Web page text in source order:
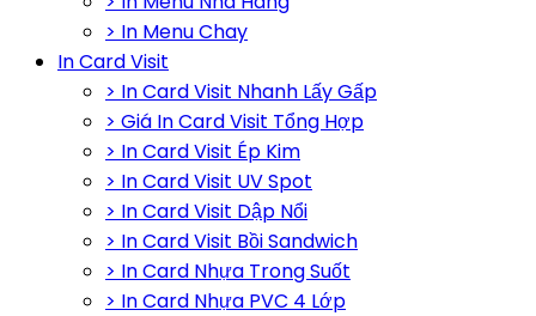
> In Menu Chay
In Card Visit
> In Card Visit Nhanh Lấy Gấp
> Giá In Card Visit Tổng Hợp
> In Card Visit Ép Kim
> In Card Visit UV Spot
> In Card Visit Dập Nổi
> In Card Visit Bồi Sandwich
> In Card Nhựa Trong Suốt
> In Card Nhựa PVC 4 Lớp